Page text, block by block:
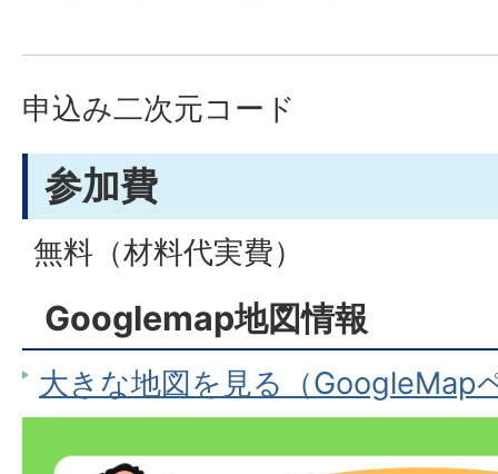
申込み二次元コード
参加費
無料（材料代実費）
Googlemap地図情報
大きな地図を見る（GoogleMap